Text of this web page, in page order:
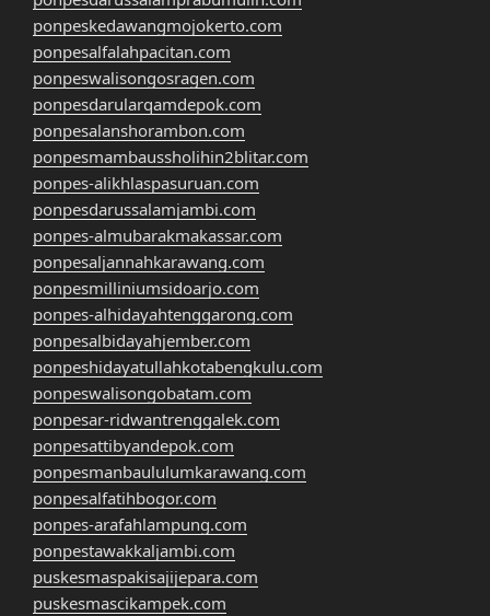
ponpeskedawangmojokerto.com
ponpesalfalahpacitan.com
ponpeswalisongosragen.com
ponpesdarularqamdepok.com
ponpesalanshorambon.com
ponpesmambaussholihin2blitar.com
ponpes-alikhlaspasuruan.com
ponpesdarussalamjambi.com
ponpes-almubarakmakassar.com
ponpesaljannahkarawang.com
ponpesmilliniumsidoarjo.com
ponpes-alhidayahtenggarong.com
ponpesalbidayahjember.com
ponpeshidayatullahkotabengkulu.com
ponpeswalisongobatam.com
ponpesar-ridwantrenggalek.com
ponpesattibyandepok.com
ponpesmanbaululumkarawang.com
ponpesalfatihbogor.com
ponpes-arafahlampung.com
ponpestawakkaljambi.com
puskesmaspakisajijepara.com
puskesmascikampek.com